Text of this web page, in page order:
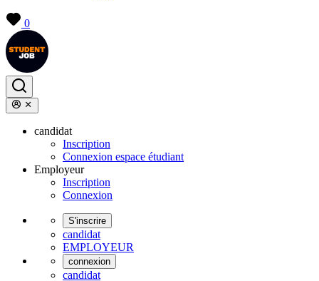
0
candidat
Inscription
Connexion espace étudiant
Employeur
Inscription
Connexion
S'inscrire
candidat
EMPLOYEUR
connexion
candidat